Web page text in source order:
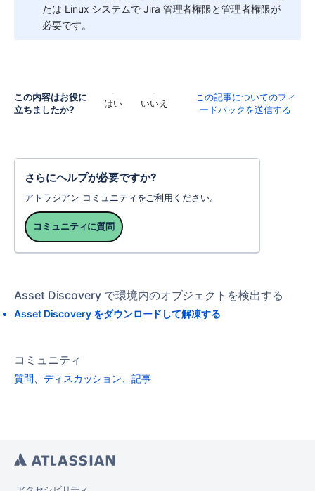
たは Linux システムで Jira 管理者権限と管理者権限が
必要です。
この内容はお役に
立ちましたか?
はい いいえ
この記事についてのフィ
ードバックを送信する
さらにヘルプが必要ですか?
アトラシアン コミュニティをご利用ください。
コミュニティに質問
Asset Discovery で環境内のオブジェクトを検出する
Asset Discovery をダウンロードして解凍する
コミュニティ
質問、ディスカッション、記事